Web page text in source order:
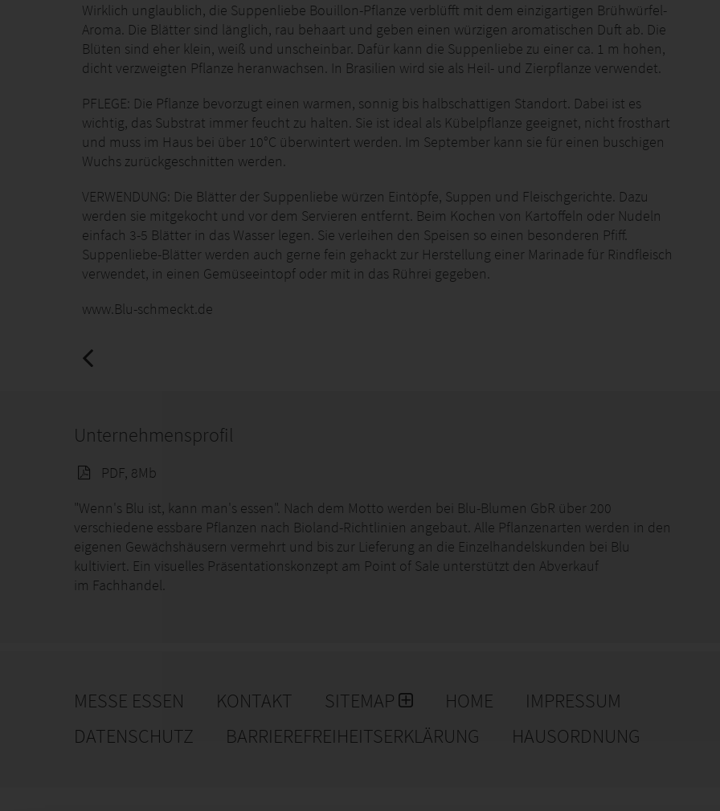
Wirklich unglaublich, die Suppenliebe Bouillon-Pflanze verblüfft mit dem einzigartigen Brühwürfel-
Aroma. Die Blätter sind länglich, rau behaart und geben einen würzigen aromatischen Duft ab. Die
Blüten sind eher klein, weiß und unscheinbar. Dafür kann die Suppenliebe zu einer ca. 1 m hohen,
dicht verzweigten Pflanze heranwachsen. In Brasilien wird sie als Heil- und Zierpflanze verwendet.
PFLEGE: Die Pflanze bevorzugt einen warmen, sonnig bis halbschattigen Standort. Dabei ist es
wichtig, das Substrat immer feucht zu halten. Sie ist ideal als Kübelpflanze geeignet, nicht frosthart
und muss im Haus bei über 10°C überwintert werden. Im September kann sie für einen buschigen
Wuchs zurückgeschnitten werden.
VERWENDUNG: Die Blätter der Suppenliebe würzen Eintöpfe, Suppen und Fleischgerichte. Dazu
werden sie mitgekocht und vor dem Servieren entfernt. Beim Kochen von Kartoffeln oder Nudeln
einfach 3-5 Blätter in das Wasser legen. Sie verleihen den Speisen so einen besonderen Pfiff.
Suppenliebe-Blätter werden auch gerne fein gehackt zur Herstellung einer Marinade für Rindfleisch
verwendet, in einen Gemüseeintopf oder mit in das Rührei gegeben.
www.Blu-schmeckt.de
Unternehmensprofil
PDF, 8Mb
"Wenn's Blu ist, kann man's essen". Nach dem Motto werden bei Blu-Blumen GbR über 200
verschiedene essbare Pflanzen nach Bioland-Richtlinien angebaut. Alle Pflanzenarten werden in den
eigenen Gewächshäusern vermehrt und bis zur Lieferung an die Einzelhandelskunden bei Blu
kultiviert. Ein visuelles Präsentationskonzept am Point of Sale unterstützt den Abverkauf
im Fachhandel.
MESSE ESSEN KONTAKT SITEMAP HOME
IMPRESSUM
DATENSCHUTZ
BARRIEREFREIHEITSERKLÄRUNG HAUSORDNUNG